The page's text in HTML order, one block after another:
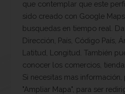
que contemplar que este
sido creado con Google
busquedas en tiempo real.
Dirección, País, Código País,
Latitud, Longitud. También
conocer los comercios,
Si necesitas mas
"Ampliar Mapa", para ser